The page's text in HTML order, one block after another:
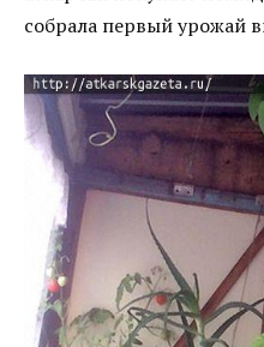
собрала первый урожай